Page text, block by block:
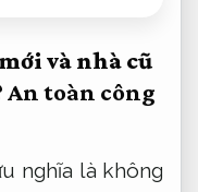
và nhà cũ
An toàn công
nghĩa là không